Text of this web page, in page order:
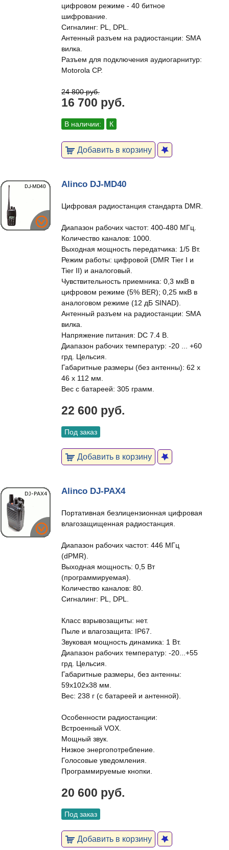
цифровом режиме - 40 битное
шифрование.
Сигналинг: PL, DPL.
Антенный разъем на радиостанции: SMA
вилка.
Разъем для подключения аудиогарнитур:
Motorola CP.
24 800 руб.
16 700 руб.
В наличии: К
Добавить в корзину
Alinco DJ-MD40
Цифровая радиостанция стандарта DMR.
Диапазон рабочих частот: 400-480 МГц.
Количество каналов: 1000.
Выходная мощность передатчика: 1/5 Вт.
Режим работы: цифровой (DMR Tier I и
Tier II) и аналоговый.
Чувствительность приемника: 0,3 мкВ в
цифровом режиме (5% BER); 0,25 мкВ в
аналоговом режиме (12 дБ SINAD).
Антенный разъем на радиостанции: SMA
вилка.
Напряжение питания: DC 7.4 В.
Диапазон рабочих температур: -20 ... +60
грд. Цельсия.
Габаритные размеры (без антенны): 62 x
46 x 112 мм.
Вес с батареей: 305 грамм.
22 600 руб.
Под заказ
Добавить в корзину
Alinco DJ-PAX4
Портативная безлицензионная цифровая
влагозащищенная радиостанция.
Диапазон рабочих частот: 446 МГц
(dPMR).
Выходная мощность: 0,5 Вт
(программируемая).
Количество каналов: 80.
Сигналинг: PL, DPL.
Класс взрывозащиты: нет.
Пыле и влагозащита: IP67.
Звуковая мощность динамика: 1 Вт.
Диапазон рабочих температур: -20...+55
грд. Цельсия.
Габаритные размеры, без антенны:
59х102х38 мм.
Вес: 238 г (с батареей и антенной).
Особенности радиостанции:
Встроенный VOX.
Мощный звук.
Низкое энергопотребление.
Голосовые уведомления.
Программируемые кнопки.
20 600 руб.
Под заказ
Добавить в корзину